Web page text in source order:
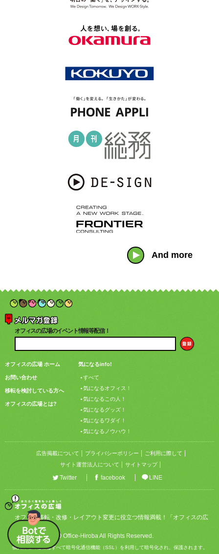
And more
オフィスの広場のイベント情報等配信！
オフィスの広場 ホーム
お問い合わせ
移転を検討している方へ
オフィスの広場とは?
気になるinfo!
すべて
気になるオフィス！
気になるこの人！
気になるグッズ！
気になるワダイ！
気になるノウハウ！
広告掲載について プライバシーポリシー
ご利用に際して
サイト運営法人について
サイトマップ
Twitter facebook LINE
オフィス移転・改修・レイアウト変更に役立つ情報満載！「オフィスの広
場」
Copyright © 2020 Office-Hiroba All Rights Reserved.
個人情報の送信はすべて暗号化通信機能（SSL）を利用して暗号化され、保護されます。